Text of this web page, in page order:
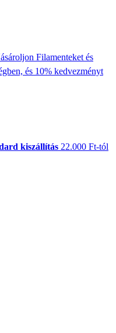
Filamenteket és
és 10% kedvezményt
kiszállítás 22.000 Ft-tól